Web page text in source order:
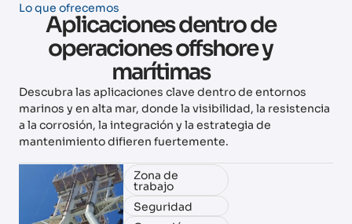
Lo que ofrecemos
Aplicaciones dentro de
operaciones offshore y
marítimas
Descubra las aplicaciones clave dentro de entornos
marinos y en alta mar, donde la visibilidad, la resistencia
a la corrosión, la integración y la estrategia de
mantenimiento difieren fuertemente.
Zona de
trabajo
Seguridad